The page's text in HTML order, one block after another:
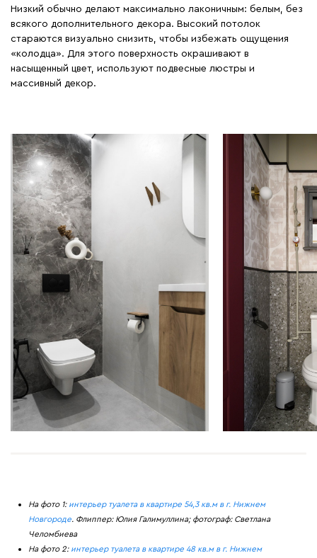
Низкий обычно делают максимально лаконичным: белым, без
всякого дополнительного декора. Высокий потолок
стараются визуально снизить, чтобы избежать ощущения
«колодца». Для этого поверхность окрашивают в
насыщенный цвет, используют подвесные люстры и
массивный декор.
На фото 1: интерьер туалета в квартире 54,3 кв.м в г. Нижнем
Новгороде. Флиппер: Юлия Галимуллина; фотограф: Светлана
Челомбиева
На фото 2: интерьер туалета в квартире 48 кв.м в г. Нижнем